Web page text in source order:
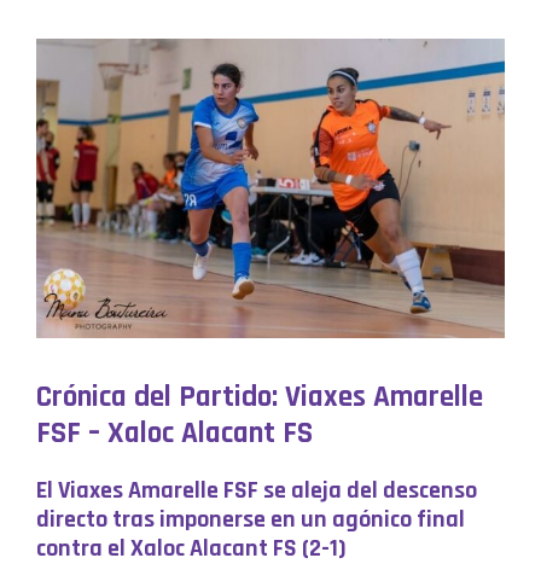
Crónica del Partido: Viaxes Amarelle
FSF – Xaloc Alacant FS
El Viaxes Amarelle FSF se aleja del descenso
directo tras imponerse en un agónico final
contra el Xaloc Alacant FS (2-1)